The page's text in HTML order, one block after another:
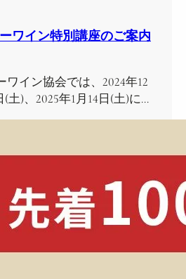
ワイン特別講座のご案内
ワイン協会では、2024年12
(土)、2025年1月14日(土)に…